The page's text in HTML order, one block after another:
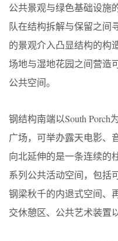
公共景观与绿色基础设施
队在结构拆解与保留之间
的景观介入凸显结构的构
场地与湿地花园之间营造
公共空间。
钢结构南端以South Porch
广场，可举办露天电影、
向北延伸的是一条连续的
系列公共活动空间，包括
钢梁秋千的内退式空间、
交休憩区、公共艺术装置